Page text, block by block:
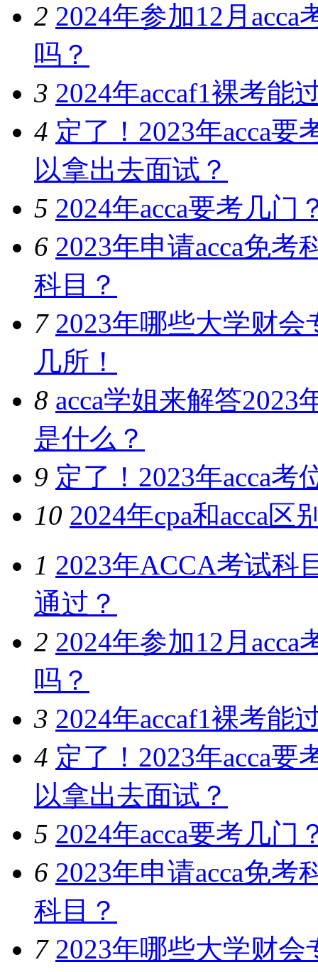
2 2024年参加12月
吗？
3 2024年accaf1裸考能
4 定了！2023年acca
以拿出去面试？
5 2024年acca要考几门
6 2023年申请acca免
科目？
7 2023年哪些大学财
几所！
8 acca学姐来解答2023
是什么？
9 定了！2023年acca
10 2024年cpa和acca
1 2023年ACCA考试科
通过？
2 2024年参加12月
吗？
3 2024年accaf1裸考能
4 定了！2023年acca
以拿出去面试？
5 2024年acca要考几门
6 2023年申请acca免
科目？
7 2023年哪些大学财